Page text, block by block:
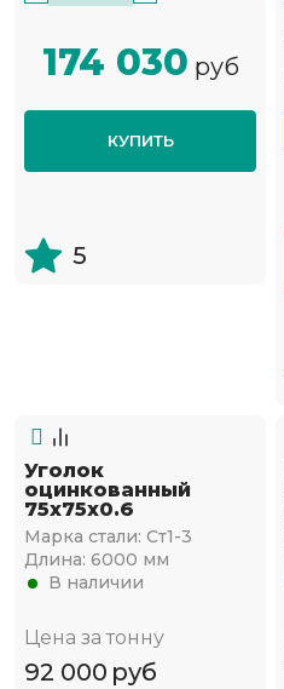
174 030 руб
КУПИТЬ
5
Уголок
оцинкованный
75х75х0.6
Марка стали: Ст1-3
Длина: 6000 мм
В наличии
Цена за тонну
92 000 руб